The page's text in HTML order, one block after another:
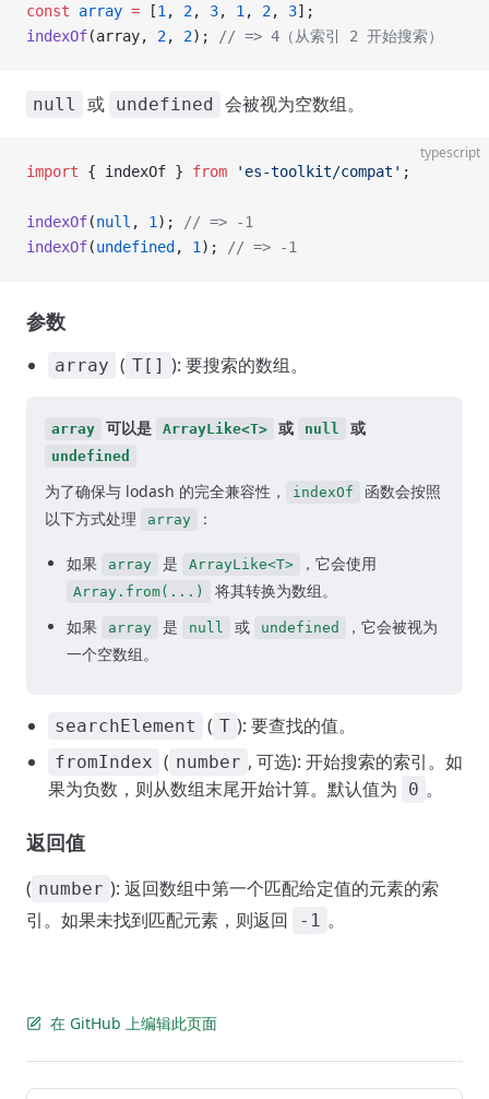
const array = [1 , 2, 3, 1 , 2, 3];
indexOf(array, 2, 2); // => 4（从索引 2 开始搜索）
null 或 undefined 会被视为空数组。
typescript
import { indexOf } from 'es-toolkit/compat' ;
indexOf(null , 1 );
// => -1
indexOf(undefined , 1 ); // => -1
参数
array ( T[] ): 要搜索的数组。
array 可以是 ArrayLike<T> 或 null 或
undefined
为了确保与 lodash 的完全兼容性， indexOf
函数会按照
以下方式处理
array ：
如果 array 是 ArrayLike<T> ，它会使用
Array.from(...)
将其转换为数组。
如果
array 是 null 或 undefined
，它会被视为
一个空数组。
searchElement ( T ): 要查找的值。
fromIndex ( number , 可选): 开始搜索的索引。如
果为负数，则从数组末尾开始计算。默认值为
0 。
返回值
( number ): 返回数组中第一个匹配给定值的元素的索
引。如果未找到匹配元素，则返回
-1 。
在 GitHub 上编辑此页面